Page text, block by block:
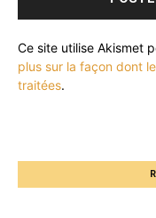
Ce site utilise Akismet
plus sur la façon dont
traitées.